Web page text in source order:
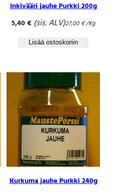
Inkivääri jauhe Purkki 200g
5,40€ (sis. ALV)27,00€/Kg
Lisää ostoskoriin
Kurkuma jauhe Purkki 240g